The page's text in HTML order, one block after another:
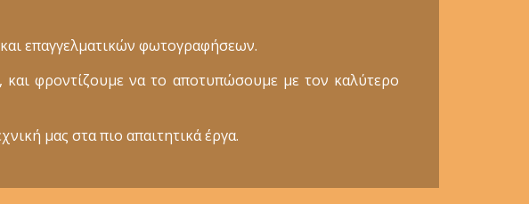
επαγγελματικών φωτογραφήσεων.
και φροντίζουμε να το αποτυπώσουμε με τον καλύτερο
μας στα πιο απαιτητικά έργα.